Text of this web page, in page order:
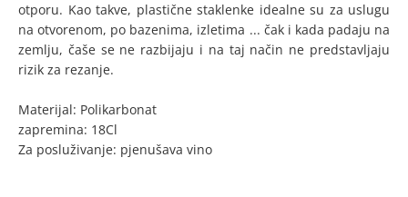
otporu. Kao takve, plastične staklenke idealne su za uslugu
na otvorenom, po bazenima, izletima ... čak i kada padaju na
zemlju, čaše se ne razbijaju i na taj način ne predstavljaju
rizik za rezanje.
Materijal: Polikarbonat
zapremina: 18Cl
Za posluživanje: pjenušava vino